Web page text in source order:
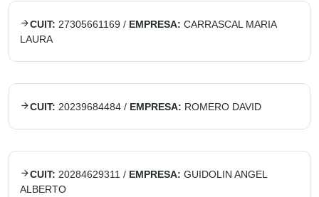
CUIT: 27305661169 / EMPRESA: CARRASCAL MARIA
LAURA
CUIT: 20239684484 / EMPRESA: ROMERO DAVID
CUIT: 20284629311 / EMPRESA: GUIDOLIN ANGEL
ALBERTO